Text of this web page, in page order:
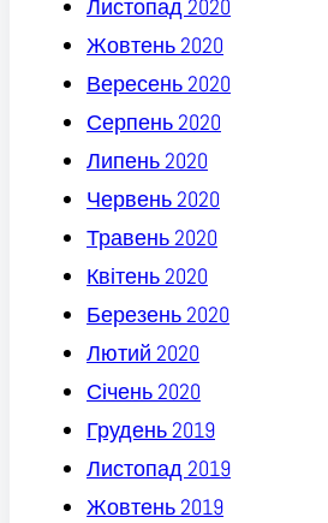
Листопад 2020
Жовтень 2020
Вересень 2020
Серпень 2020
Липень 2020
Червень 2020
Травень 2020
Квітень 2020
Березень 2020
Лютий 2020
Січень 2020
Грудень 2019
Листопад 2019
Жовтень 2019